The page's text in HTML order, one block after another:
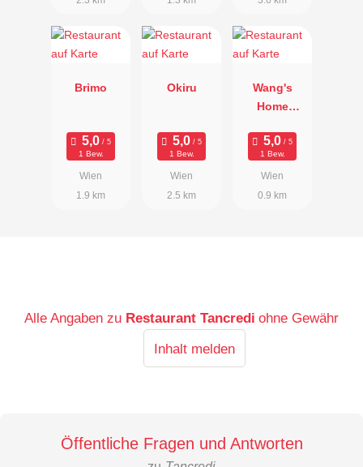
Brimo
1 Bew.
Wien
1.9 km
Okiru
1 Bew.
Wien
2.5 km
Wang's
Home
1 Bew.
Wien
0.9 km
Alle Angaben zu Restaurant Tancredi ohne Gewähr
Inhalt melden
Öffentliche Fragen und Antworten